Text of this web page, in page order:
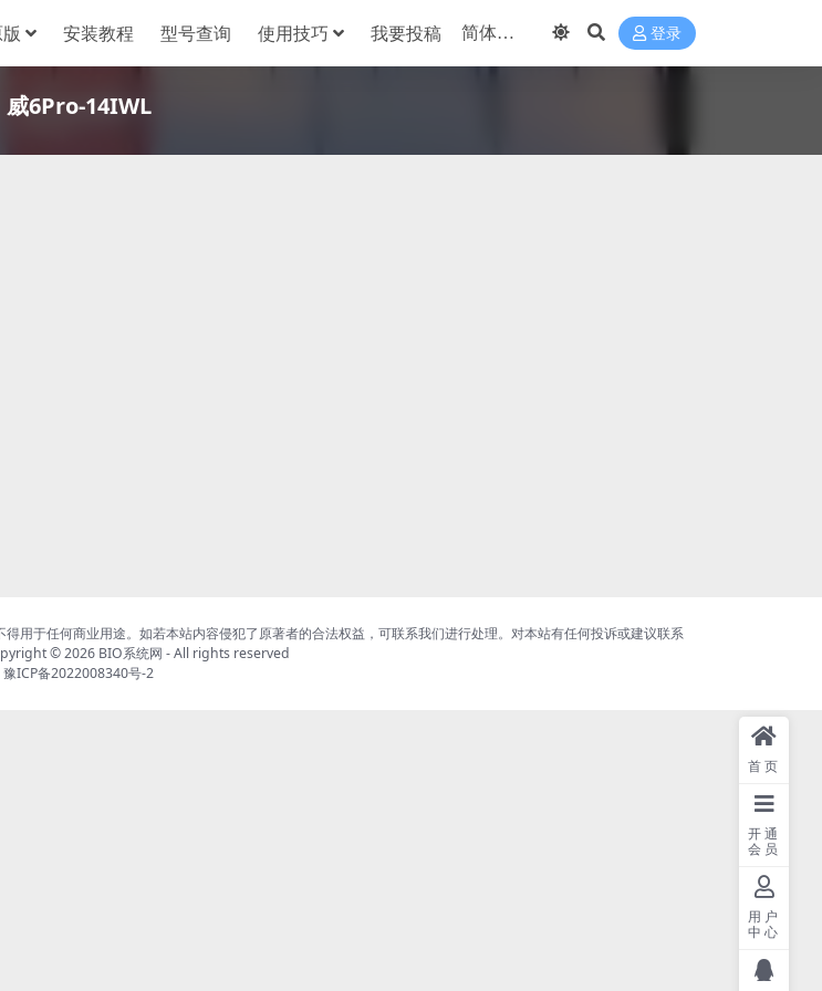
安装教程 型号查询 使用技巧 我要投稿 登录
威6Pro-14IWL
用于任何商业用途。如若本站内容侵犯了原著者的合法权益，可联系我们进行处理。对本站有任何投诉或建议联系
© 2026 BIO系统网 - All rights reserved
豫ICP备2022008340号-2
首页
开通
会员
用户
中心